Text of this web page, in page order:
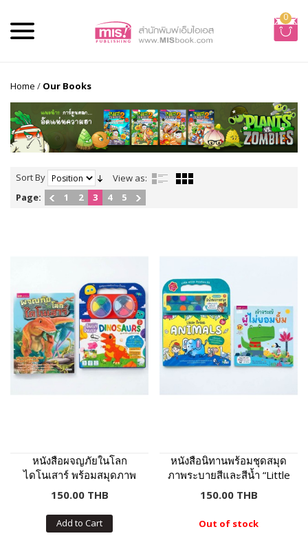
0
Home / Our Books
Sort By
View as:
Page:
1 2 3 4 5
หนังสือผจญภัยในโลก
ไดโนเสาร์ พร้อมสมุดภาพ
และดินเบาปั้นแปะ
Dinosaurs : ภาพไดโนเสาร์
8 ฉาก 11 ตัว ดินเบา 8 สี
150.00 THB
Add to Cart
หนังสือนิทานพร้อมชุดสมุด
ภาพระบายสีและสีน้ำ “Little
Artist : Animals” ปกเหลือง
150.00 THB
Out of stock